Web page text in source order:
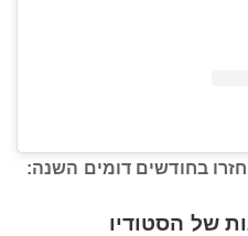
בחודשים דומים השנה:
של הסטודיו